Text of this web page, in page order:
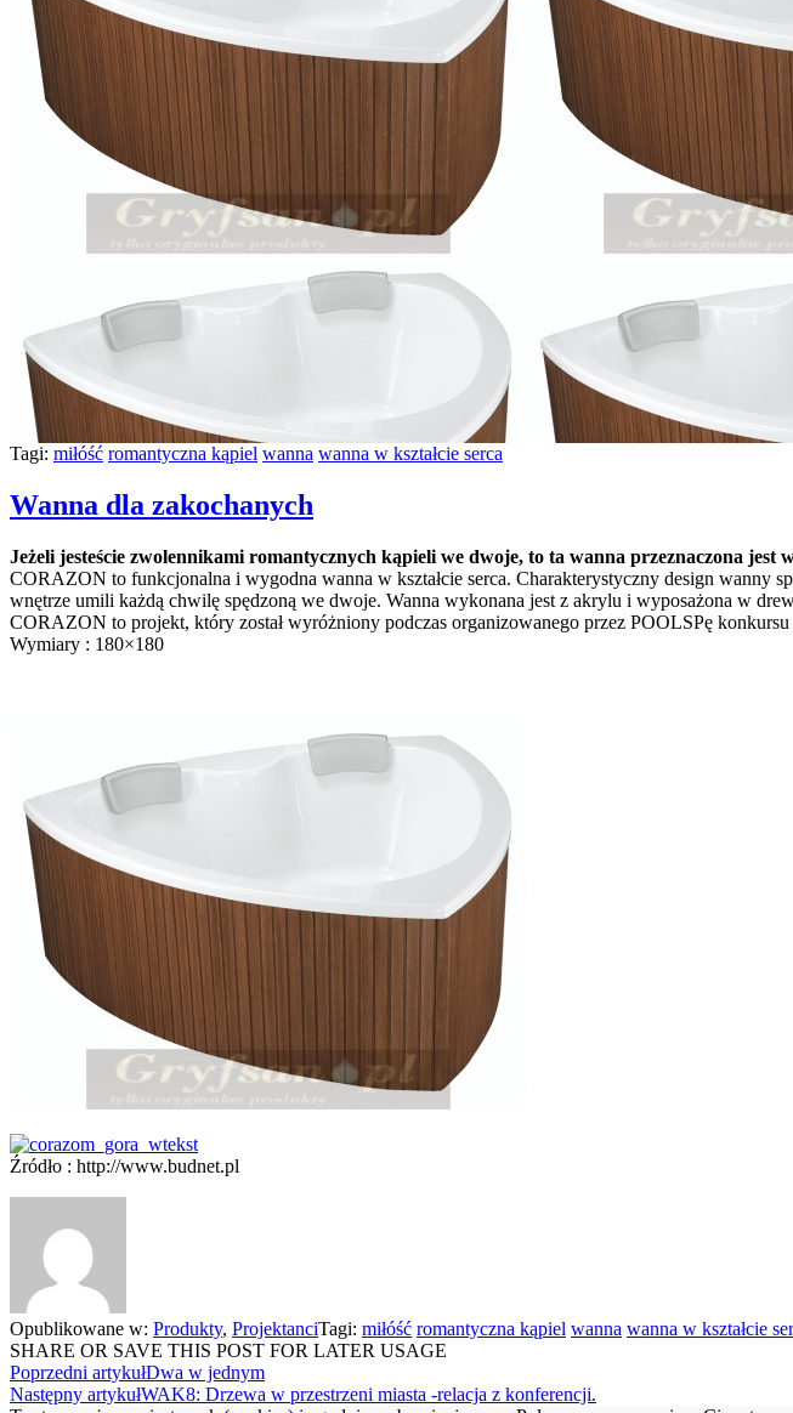
Tagi: miłóść romantyczna kąpiel wanna wanna w kształcie serca
Wanna dla zakochanych
Jeżeli jesteście zwolennikami romantycznych kąpieli we dwoje, to ta wanna przeznaczona jest
CORAZON to funkcjonalna i wygodna wanna w kształcie serca. Charakterystyczny design wanny
wnętrze umili każdą chwilę spędzoną we dwoje. Wanna wykonana jest z akrylu i wyposażona w
CORAZON to projekt, który został wyróżniony podczas organizowanego przez POOLSPę
Wymiary : 180×180
Źródło : http://www.budnet.pl
Opublikowane w: Produkty, ProjektanciTagi: miłóść romantyczna kąpiel wanna wanna w kształcie
SHARE OR SAVE THIS POST FOR LATER USAGE
Poprzedni artykułDwa w jednym
Następny artykułWAK8: Drzewa w przestrzeni miasta -relacja z konferencji.